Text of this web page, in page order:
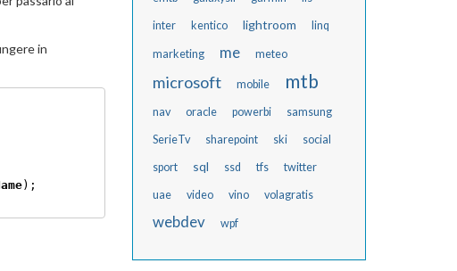
in
);
inter kentico lightroom linq
marketing me meteo
microsoft mobile mtb
nav oracle powerbi samsung
SerieTv sharepoint ski social
sport sql ssd tfs twitter
uae video vino volagratis
webdev wpf